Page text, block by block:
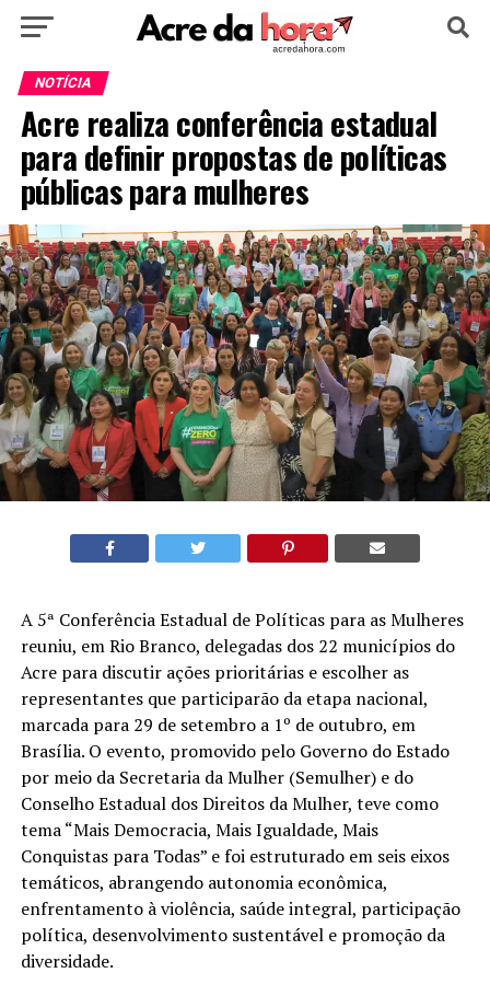
HOME
EDUCAÇÃO NOTÍCIA MUNDO
NOTÍCIA
Acre realiza conferência estadual
para definir propostas de políticas
públicas para mulheres
A 5ª Conferência Estadual de Políticas para as Mulheres
reuniu, em Rio Branco, delegadas dos 22 municípios do
Acre para discutir ações prioritárias e escolher as
representantes que participarão da etapa nacional,
marcada para 29 de setembro a 1º de outubro, em
Brasília. O evento, promovido pelo Governo do Estado
por meio da Secretaria da Mulher (Semulher) e do
Conselho Estadual dos Direitos da Mulher, teve como
tema “Mais Democracia, Mais Igualdade, Mais
Conquistas para Todas” e foi estruturado em seis eixos
temáticos, abrangendo autonomia econômica,
enfrentamento à violência, saúde integral, participação
política, desenvolvimento sustentável e promoção da
diversidade.